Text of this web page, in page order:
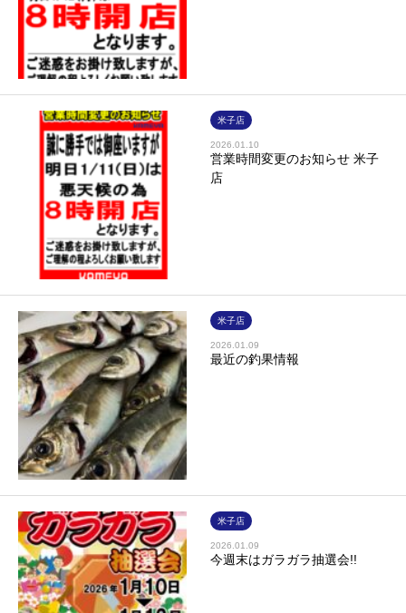
米子店
2026.01.10
営業時間変更のお知らせ 米子
店
米子店
2026.01.09
最近の釣果情報
米子店
2026.01.09
今週末はガラガラ抽選会!!